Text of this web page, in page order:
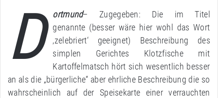
D ortmund– Zugegeben: Die im Titel
genannte (besser wäre hier wohl das Wort
‚zelebriert‘ geeignet) Beschreibung des
simplen Gerichtes Klotzfische mit
Kartoffelmatsch hört sich wesentlich besser
an als die „bürgerliche“ aber ehrliche Beschreibung die so
wahrscheinlich auf der Speisekarte einer verrauchten